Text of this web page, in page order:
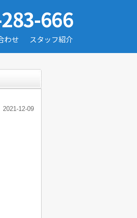
666
わせ スタッフ紹介
2021-12-09